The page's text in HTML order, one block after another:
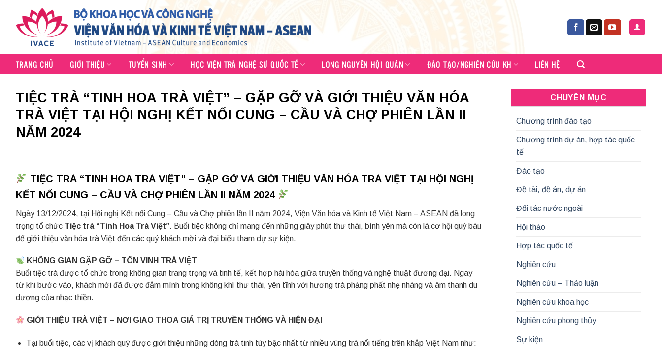
content
TRANG CHỦ GIỚI THIỆU TUYỂN SINH HỌC VIỆN TRÀ NGHỆ SƯ QUỐC TẾ LONG NGUYÊN HỘI QUÁN ĐÀO TẠO/NGHIÊN CỨU KH LIÊN HỆ
TIỆC TRÀ “TINH HOA TRÀ VIỆT” – GẶP GỠ VÀ GIỚI THIỆU VĂN HÓA
TRÀ VIỆT TẠI HỘI NGHỊ KẾT NỐI CUNG – CẦU VÀ CHỢ PHIÊN LẦN II
NĂM 2024
TIỆC TRÀ “TINH HOA TRÀ VIỆT” – GẶP GỠ VÀ GIỚI THIỆU VĂN HÓA TRÀ VIỆT TẠI HỘI NGHỊ
KẾT NỐI CUNG – CẦU VÀ CHỢ PHIÊN LẦN II NĂM 2024
Ngày 13/12/2024, tại Hội nghị Kết nối Cung – Cầu và Chợ phiên lần II năm 2024, Viện Văn hóa và Kinh tế Việt Nam – ASEAN đã long
trọng tổ chức Tiệc trà “Tinh Hoa Trà Việt”. Buổi tiệc không chỉ mang đến những giây phút thư thái, bình yên mà còn là cơ hội quý báu
để giới thiệu văn hóa trà Việt đến các quý khách mời và đại biểu tham dự sự kiện.
KHÔNG GIAN GẶP GỠ – TÔN VINH TRÀ VIỆT
Buổi tiệc trà được tổ chức trong không gian trang trọng và tinh tế, kết hợp hài hòa giữa truyền thống và nghệ thuật đương đại. Ngay
từ khi bước vào, khách mời đã được đắm mình trong không khí thư thái, yên tĩnh với hương trà phảng phất nhẹ nhàng và âm thanh du
dương của nhạc thiền.
GIỚI THIỆU TRÀ VIỆT – NƠI GIAO THOA GIÁ TRỊ TRUYỀN THỐNG VÀ HIỆN ĐẠI
Tại buổi tiệc, các vị khách quý được giới thiệu những dòng trà tinh túy bậc nhất từ nhiều vùng trà nổi tiếng trên khắp Việt Nam như:
CHUYÊN MỤC
Chương trình đào tạo
Chương trình dự án, hợp tác quốc
tế
Đào tạo
Đề tài, đề án, dự án
Đối tác nước ngoài
Hội thảo
Hợp tác quốc tế
Nghiên cứu
Nghiên cứu – Thảo luận
Nghiên cứu khoa học
Nghiên cứu phong thủy
Sự kiện